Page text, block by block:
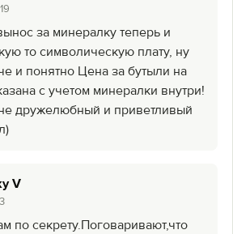
за минералку теперь и
то символическую плату, ну
и понятно Цена за бутыли на
с учетом минералки внутри!
дружелюбный и приветливый
V
по секрету.Поговаривают,что